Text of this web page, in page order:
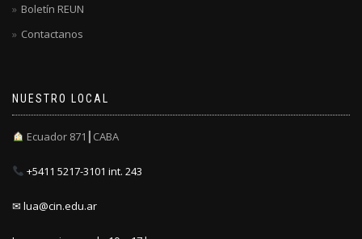
Boletín REUN
Contactanos
NUESTRO LOCAL
Ecuador 871┃CABA
+5411 5217-3101 int. 243
✉ lua@cin.edu.ar